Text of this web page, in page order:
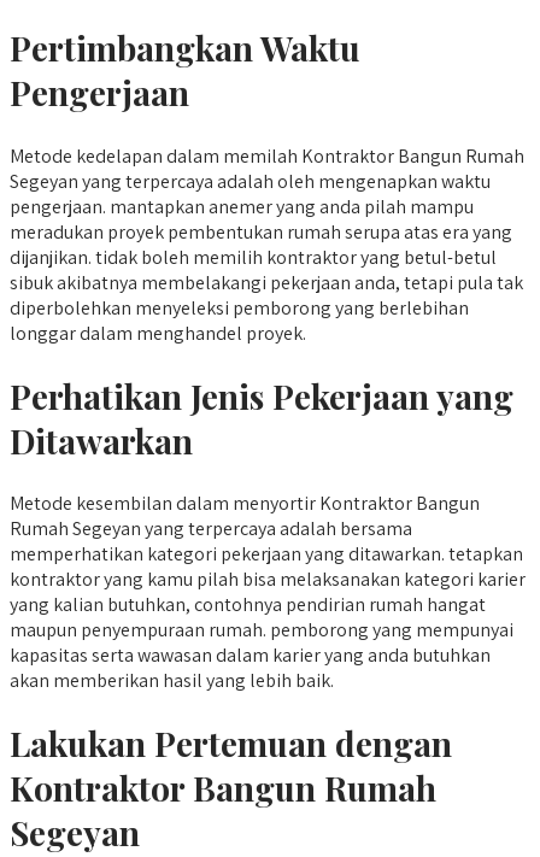
Pertimbangkan Waktu
Pengerjaan
Metode kedelapan dalam memilah Kontraktor Bangun Rumah
Segeyan yang terpercaya adalah oleh mengenapkan waktu
pengerjaan. mantapkan anemer yang anda pilah mampu
meradukan proyek pembentukan rumah serupa atas era yang
dijanjikan. tidak boleh memilih kontraktor yang betul-betul
sibuk akibatnya membelakangi pekerjaan anda, tetapi pula tak
diperbolehkan menyeleksi pemborong yang berlebihan
longgar dalam menghandel proyek.
Perhatikan Jenis Pekerjaan yang
Ditawarkan
Metode kesembilan dalam menyortir Kontraktor Bangun
Rumah Segeyan yang terpercaya adalah bersama
memperhatikan kategori pekerjaan yang ditawarkan. tetapkan
kontraktor yang kamu pilah bisa melaksanakan kategori karier
yang kalian butuhkan, contohnya pendirian rumah hangat
maupun penyempuraan rumah. pemborong yang mempunyai
kapasitas serta wawasan dalam karier yang anda butuhkan
akan memberikan hasil yang lebih baik.
Lakukan Pertemuan dengan
Kontraktor Bangun Rumah
Segeyan